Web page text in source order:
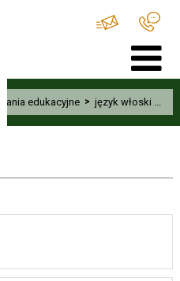
edukacyjne > język włoski ...